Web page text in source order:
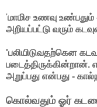
'மாமிச உணவு உண்பதும்
அறியப்பட்டு வரும்
'பலியிடுவதற்கென
படைத்திருக்கின்றான்.
அறுப்பது என்பது -
கொல்வதும் ஓர்